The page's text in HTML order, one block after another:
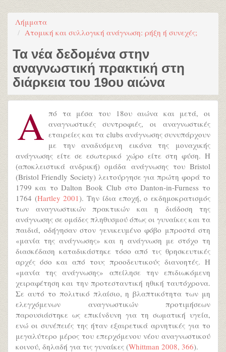
Λήμματα
Ατομική και συλλογική ανάγνωση: ρήξη ή συνεχές;
Τα νέα δεδομένα στην
αναγνωστική πρακτική στη
διάρκεια του 19ου αιώνα
Α πό τα μέσα του 18ου αιώνα και μετά, οι
αναγνωστικές συντροφιές, οι αναγνωστικές
εταιρείες και τα clubs ανάγνωσης συνυπάρχουν
με την αναδυόμενη εικόνα της μοναχικής
ανάγνωσης είτε σε εσωτερικό χώρο είτε στη φύση. H
(αποκλειστικά ανδρική) ομάδα ανάγνωσης του Bristol
(Bristol Friendly Society) λειτούργησε για πρώτη φορά το
1799 και το Dalton Book Club στο Danton-in-Furness το
1764 (Hartley 2001). Την ίδια εποχή, ο εκδημοκρατισμός
των αναγνωστικών πρακτικών και η διάδοση της
ανάγνωσης σε ομάδες πληθυσμού όπως οι γυναίκες και τα
παιδιά, οδήγησαν στον γενικευμένο φόβο μπροστά στη
«μανία της ανάγνωσης» και η ανάγνωση με στόχο τη
διασκέδαση καταδικάστηκε τόσο από τις θρησκευτικές
αρχές όσο και από τους προοδευτικούς διανοητές. Η
«μανία της ανάγνωσης» απείλησε την επιδιωκόμενη
χειραφέτηση και την προτεσταντική ηθική ταυτόχρονα.
Σε αυτό το πολιτικό πλαίσιο, η βλαπτικότητα των μη
ελεγχόμενων αναγνωστικών προτιμήσεων
παρουσιάστηκε ως επικίνδυνη για τη σωματική υγεία,
ενώ οι συνέπειές της ήταν εξαιρετικά αρνητικές για το
μεγαλύτερο μέρος του επερχόμενου νέου αναγνωστικού
κοινού, δηλαδή για τις γυναίκες (Whittman 2008, 366).